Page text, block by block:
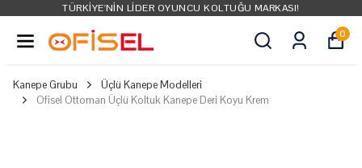
TÜRKIYE'NIN LIDER OYUNCU KOLTUĞU MARKASI!
0
Kanepe Grubu
Üçlü Kanepe Modelleri
Ofisel Ottoman Üçlü Koltuk Kanepe Deri Koyu Krem